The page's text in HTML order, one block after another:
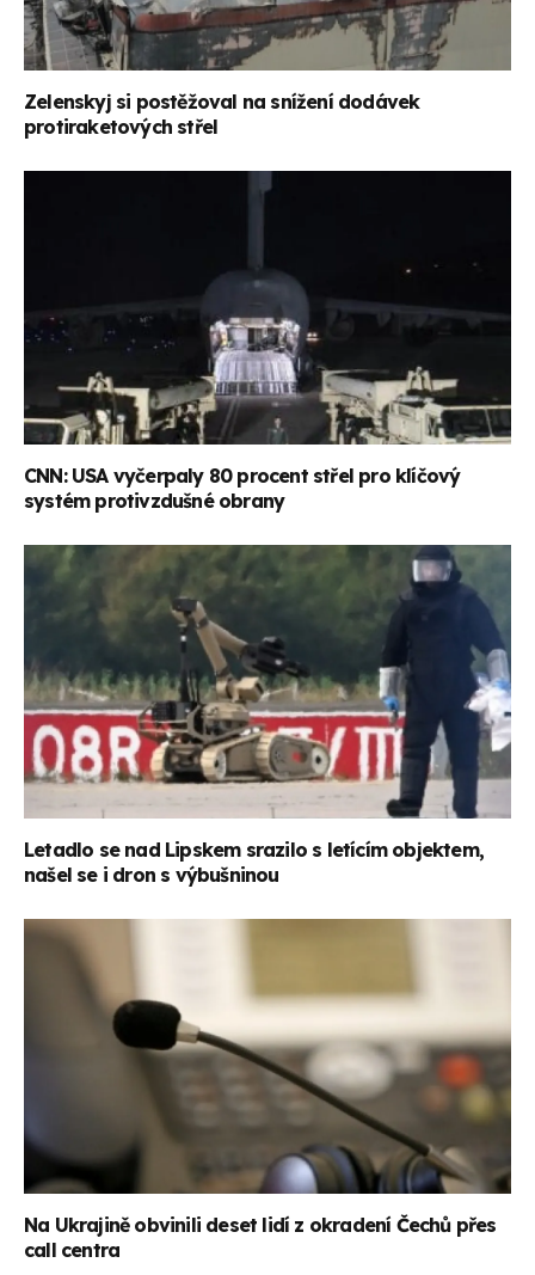
Zelenskyj si postěžoval na snížení dodávek
protiraketových střel
CNN: USA vyčerpaly 80 procent střel pro klíčový
systém protivzdušné obrany
Letadlo se nad Lipskem srazilo s letícím objektem,
našel se i dron s výbušninou
Na Ukrajině obvinili deset lidí z okradení Čechů přes
call centra